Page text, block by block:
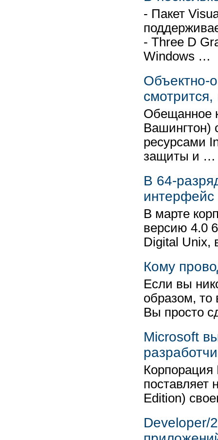
- Пакет
- Three D
Windows …
Объектно-
Обещанное
Вашингтон)
ресурсами
защиты и …
В 64-
интерфейс
В марте
версию 4.0
Digital Unix,
Кому
Если вы
образом, то
Вы просто
Microsoft
поставляет
Edition)
Developer/